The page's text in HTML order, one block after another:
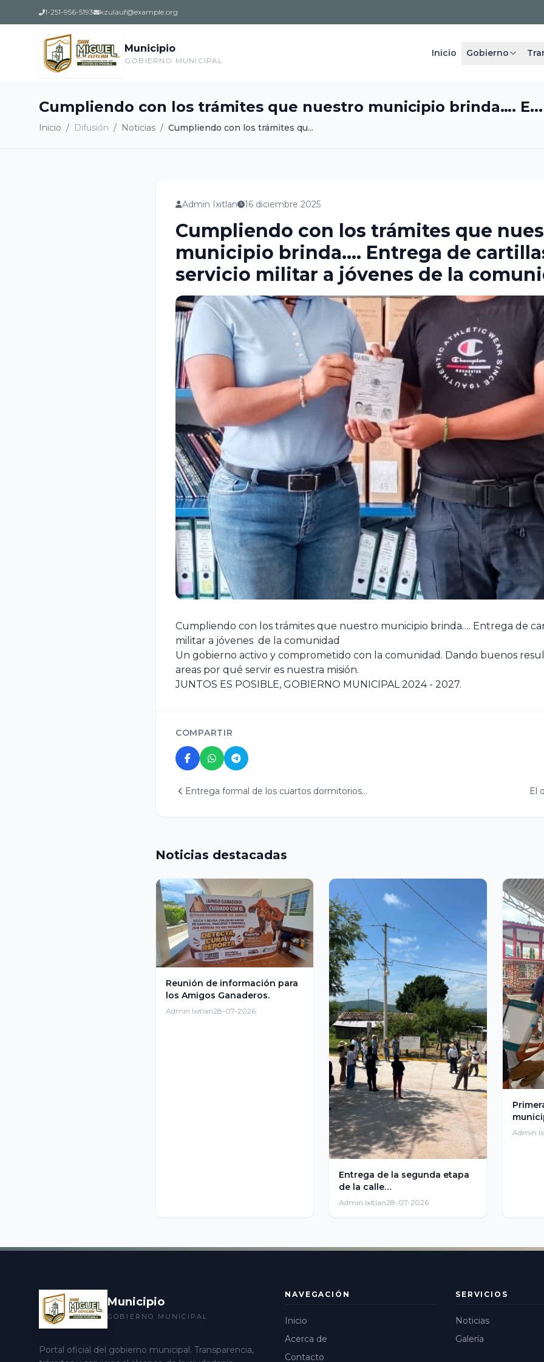
1-251-956-5193 kzulauf@example.org
Municipio
GOBIERNO MUNICIPAL
Inicio Gobierno
Cumpliendo con los trámites que nuestro municipio brinda…. E...
Inicio / Difusión / Noticias / Cumpliendo con los trámites qu...
Admin Ixitlan 16 diciembre 2025
Cumpliendo con los trámites que
municipio brinda…. Entrega de
servicio militar a jóvenes de la
Cumpliendo con los trámites que nuestro municipio brinda…. Entrega de
militar a jóvenes de la comunidad
Un gobierno activo y comprometido con la comunidad. Dando buenos
areas por qué servir es nuestra misión.
JUNTOS ES POSIBLE, GOBIERNO MUNICIPAL 2024 - 2027.
COMPARTIR
Entrega formal de los cuartos dormitorios… El
Noticias destacadas
Reunión de información para
los Amigos Ganaderos.
Admin Ixitlan28-07-2026
Entrega de la segunda etapa
de la calle…
Admin Ixitlan28-07-2026
Admin
Municipio
GOBIERNO MUNICIPAL
Portal oficial del gobierno municipal. Transparencia,
NAVEGACIÓN
Inicio
Acerca de
Contacto
SERVICIOS
Noticias
Galería